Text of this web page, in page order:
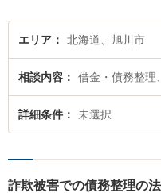
エリア 北海道、旭川市
相談内容 借金・債務整理
詳細条件 未選択
詐欺被害での債務整理の